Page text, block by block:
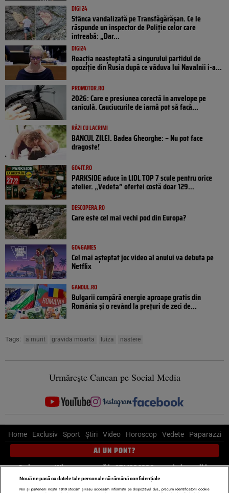
DIGI 24
Stânca vandalizată pe Transfăgărășan. Ce le
răspunde un inspector de Poliție celor care
întreabă: „Dar...
DIGI24
Reacția neașteptată a singurului partidul de
opoziţie din Rusia după ce văduva lui Navalnîi i-a...
PROMOTOR.RO
2026: Care e presiunea corectă în anvelope pe
caniculă. Cauciucurile de iarnă pot să facă...
RÂZI CU LACRIMI
BANCUL ZILEI. Badea Gheorghe: – Nu pot face
dragoste!
GO4IT.RO
PARKSIDE aduce în LIDL TOP 7 scule pentru orice
atelier. „Vedeta” ofertei costă doar 129...
DESCOPERA.RO
Care este cel mai vechi pod din Europa?
GO4GAMES
Cel mai așteptat joc video al anului va debuta pe
Netflix
GANDUL.RO
Bulgarii cumpără energie aproape gratis din
România și o revând la prețuri de zeci de...
Tags: a murit gravida moarta luiza nastere
Urmărește Cancan pe Social Media
Home Exclusiv Sport Știri Video Horoscop Vedete Paparazzi
AI UN PONT?
Scrie-ne pe Whatsapp, sună la 0741226226 sau trimite mail la
pont@cancan.ro
Nouă ne pasă ca datele tale personale să rămână confidențiale
Noi și partenerii noștri 1019stocăm și/sau accesăm informații pe dispozitivul dvs., precum identificatorii cookie